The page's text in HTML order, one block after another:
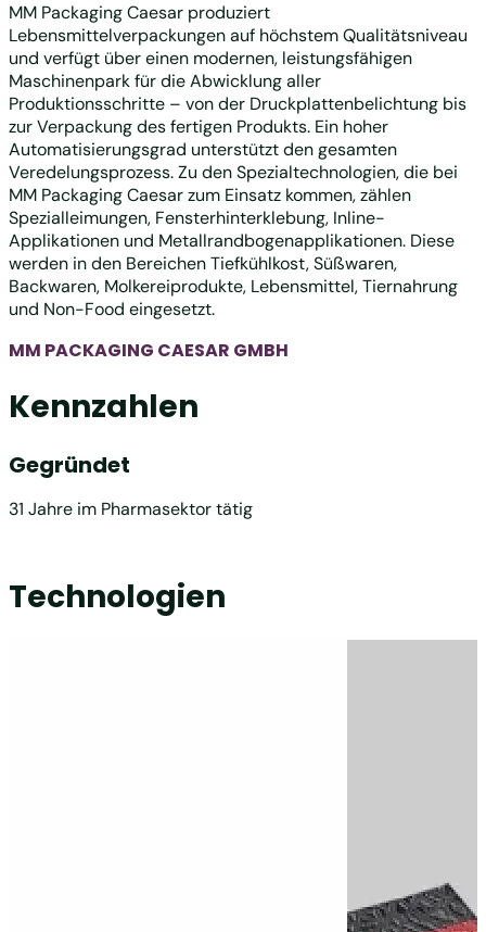
MM Packaging Caesar produziert
Lebensmittelverpackungen auf höchstem Qualitätsniveau
und verfügt über einen modernen, leistungsfähigen
Maschinenpark für die Abwicklung aller
Produktionsschritte – von der Druckplattenbelichtung bis
zur Verpackung des fertigen Produkts. Ein hoher
Automatisierungsgrad unterstützt den gesamten
Veredelungsprozess. Zu den Spezialtechnologien, die bei
MM Packaging Caesar zum Einsatz kommen, zählen
Spezialleimungen, Fensterhinterklebung, Inline-
Applikationen und Metallrandbogenapplikationen. Diese
werden in den Bereichen Tiefkühlkost, Süßwaren,
Backwaren, Molkereiprodukte, Lebensmittel, Tiernahrung
und Non-Food eingesetzt.
MM PACKAGING CAESAR GMBH
Kennzahlen
Gegründet
31 Jahre im Pharmasektor tätig
Technologien